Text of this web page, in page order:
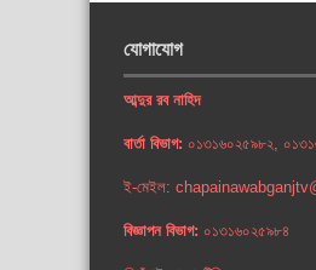
যোগাযোগ
আব্দুর রব নাহিদ
বার্তা বিভাগ: ০১৩১৬০২৫৯৮২,
ই-মেইল:
বিজ্ঞাপন বিভাগ: ০১৩১৬০২৫৯৮৪